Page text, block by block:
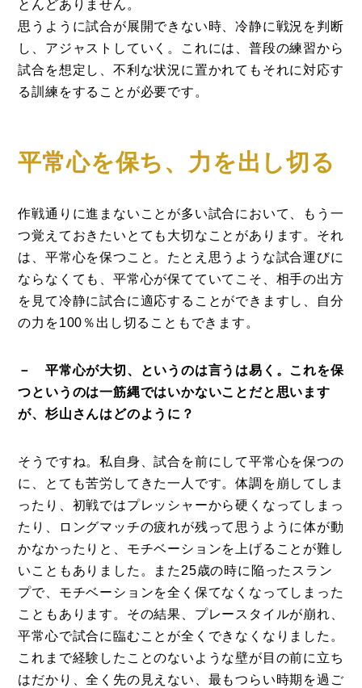
とんどありません。
思うように試合が展開できない時、冷静に戦況を判断
し、アジャストしていく。これには、普段の練習から
試合を想定し、不利な状況に置かれてもそれに対応す
る訓練をすることが必要です。
平常心を保ち、力を出し切る
作戦通りに進まないことが多い試合において、もう一
つ覚えておきたいとても大切なことがあります。それ
は、平常心を保つこと。たとえ思うような試合運びに
ならなくても、平常心が保てていてこそ、相手の出方
を見て冷静に試合に適応することができますし、自分
の力を100％出し切ることもできます。
－ 平常心が大切、というのは言うは易く。これを保
つというのは一筋縄ではいかないことだと思います
が、杉山さんはどのように？
そうですね。私自身、試合を前にして平常心を保つの
に、とても苦労してきた一人です。体調を崩してしま
ったり、初戦ではプレッシャーから硬くなってしまっ
たり、ロングマッチの疲れが残って思うように体が動
かなかったりと、モチベーションを上げることが難し
いこともありました。また25歳の時に陥ったスラン
プで、モチベーションを全く保てなくなってしまった
こともあります。その結果、プレースタイルが崩れ、
平常心で試合に臨むことが全くできなくなりました。
これまで経験したことのないような壁が目の前に立ち
はだかり、全く先の見えない、最もつらい時期を過ご